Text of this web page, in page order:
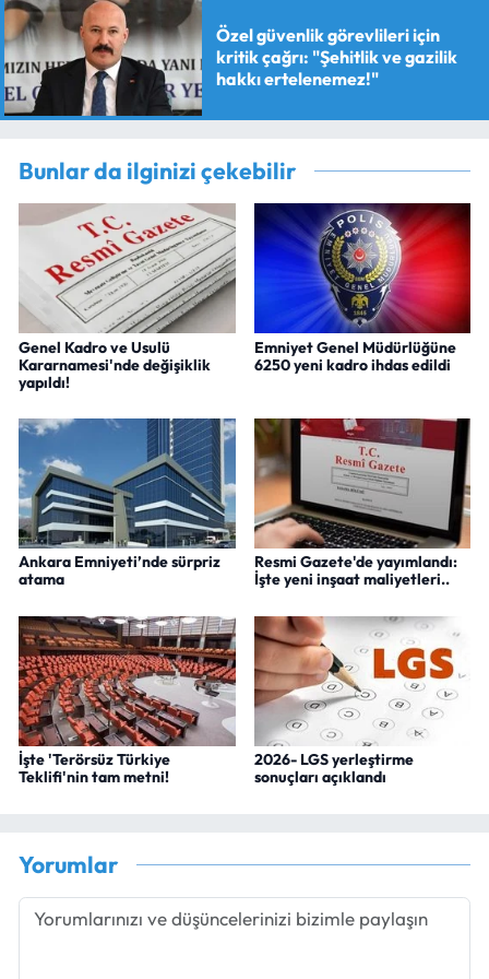
Özel güvenlik görevlileri için
kritik çağrı: "Şehitlik ve gazilik
hakkı ertelenemez!"
Bunlar da ilginizi çekebilir
Genel Kadro ve Usulü
Kararnamesi'nde değişiklik
yapıldı!
Emniyet Genel Müdürlüğüne
6250 yeni kadro ihdas edildi
Ankara Emniyeti’nde sürpriz
atama
Resmi Gazete'de yayımlandı:
İşte yeni inşaat maliyetleri..
İşte 'Terörsüz Türkiye
Teklifi'nin tam metni!
2026- LGS yerleştirme
sonuçları açıklandı
Yorumlar